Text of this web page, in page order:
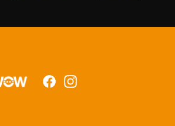
FacebookInstagram